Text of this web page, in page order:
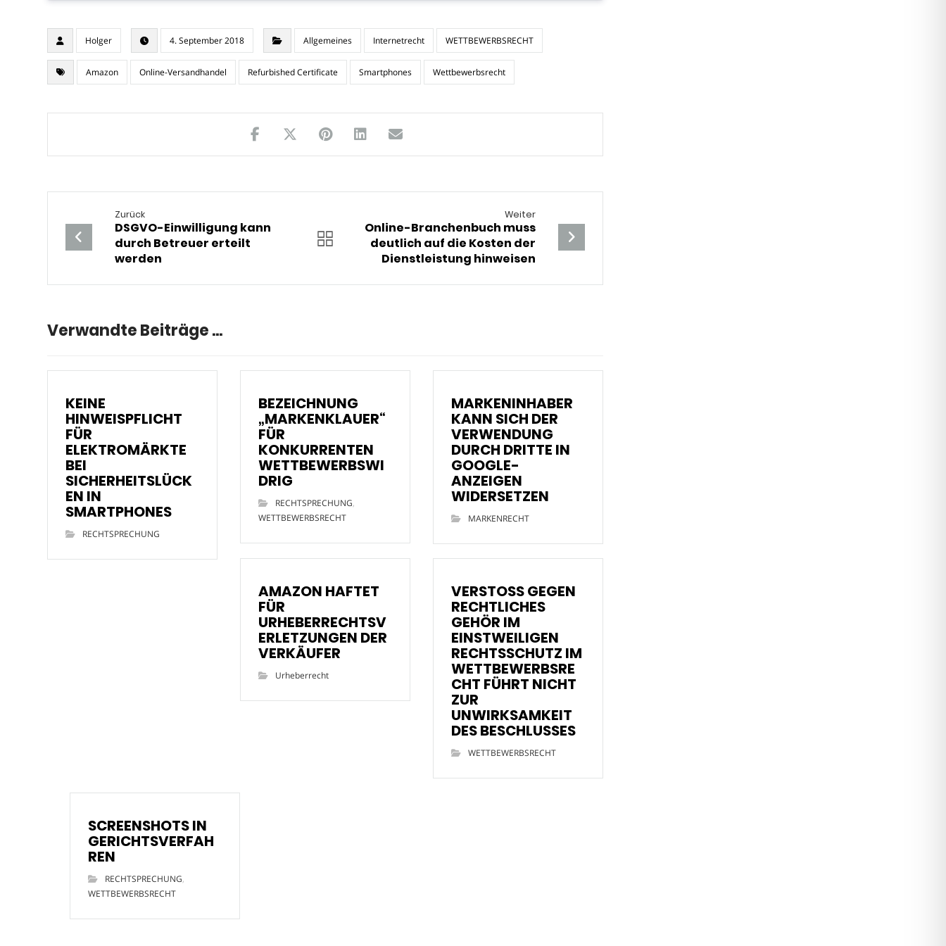
Holger 4. September 2018 Allgemeines Internetrecht WETTBEWERBSRECHT
Amazon Online-Versandhandel Refurbished Certificate Smartphones Wettbewerbsrecht
Zurück
DSGVO-Einwilligung kann
durch Betreuer erteilt
werden
Weiter
Online-Branchenbuch muss
deutlich auf die Kosten der
Dienstleistung hinweisen
Verwandte Beiträge ...
KEINE
HINWEISPFLICHT
FÜR
ELEKTROMÄRKTE
BEI
SICHERHEITSLÜCK
EN IN
SMARTPHONES
RECHTSPRECHUNG
BEZEICHNUNG
„MARKENKLAUER“
FÜR
KONKURRENTEN
WETTBEWERBSWI
DRIG
RECHTSPRECHUNG,
WETTBEWERBSRECHT
MARKENINHABER
KANN SICH DER
VERWENDUNG
DURCH DRITTE IN
GOOGLE-
ANZEIGEN
WIDERSETZEN
MARKENRECHT
AMAZON HAFTET
FÜR
URHEBERRECHTSV
ERLETZUNGEN DER
VERKÄUFER
Urheberrecht
VERSTOSS GEGEN
RECHTLICHES
GEHÖR IM
EINSTWEILIGEN
RECHTSSCHUTZ IM
WETTBEWERBSRE
CHT FÜHRT NICHT
ZUR
UNWIRKSAMKEIT
DES BESCHLUSSES
WETTBEWERBSRECHT
SCREENSHOTS IN
GERICHTSVERFAH
REN
RECHTSPRECHUNG,
WETTBEWERBSRECHT